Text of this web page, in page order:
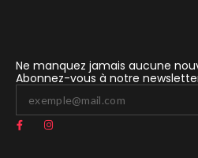
Ne manquez jamais aucune
Abonnez-vous à notre